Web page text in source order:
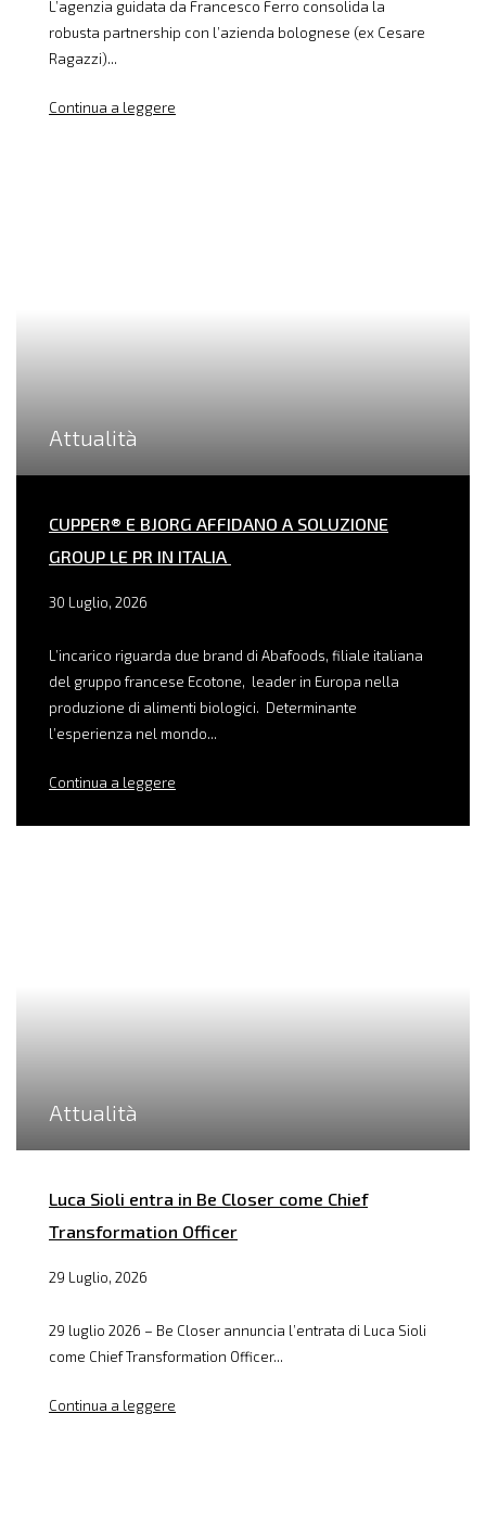
L’agenzia guidata da Francesco Ferro consolida la
robusta partnership con l’azienda bolognese (ex Cesare
Ragazzi)...
Continua a leggere
Attualità
CUPPER® E BJORG AFFIDANO A SOLUZIONE
GROUP LE PR IN ITALIA
30 Luglio, 2026
L’incarico riguarda due brand di Abafoods, filiale italiana
del gruppo francese Ecotone, leader in Europa nella
produzione di alimenti biologici. Determinante
l’esperienza nel mondo...
Continua a leggere
Attualità
Luca Sioli entra in Be Closer come Chief
Transformation Officer
29 Luglio, 2026
29 luglio 2026 – Be Closer annuncia l’entrata di Luca Sioli
come Chief Transformation Officer...
Continua a leggere